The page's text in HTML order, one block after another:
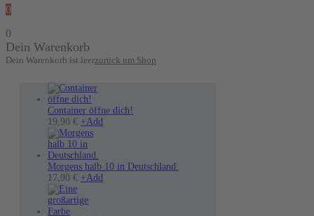
0
0
Dein Warenkorb
Dein Warenkorb ist leerzurück um Shop
Container öffne dich!
19,90 € +Add
Morgens halb 10 in Deutschland.
17,90 € +Add